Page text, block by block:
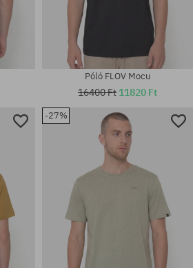
Elérhető méretek:
Póló FLOV Mocu
16400 Ft 11820 Ft
-27%